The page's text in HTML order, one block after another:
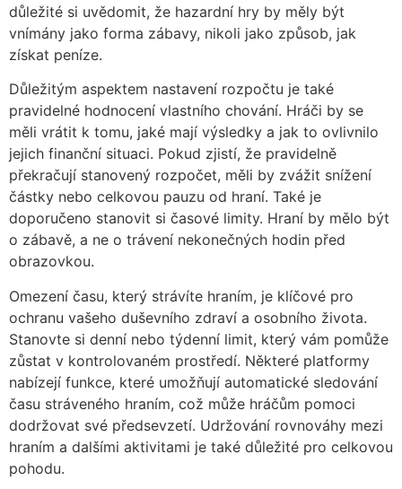
důležité si uvědomit, že hazardní hry by měly být
vnímány jako forma zábavy, nikoli jako způsob, jak
získat peníze.
Důležitým aspektem nastavení rozpočtu je také
pravidelné hodnocení vlastního chování. Hráči by se
měli vrátit k tomu, jaké mají výsledky a jak to ovlivnilo
jejich finanční situaci. Pokud zjistí, že pravidelně
překračují stanovený rozpočet, měli by zvážit snížení
částky nebo celkovou pauzu od hraní. Také je
doporučeno stanovit si časové limity. Hraní by mělo být
o zábavě, a ne o trávení nekonečných hodin před
obrazovkou.
Omezení času, který strávíte hraním, je klíčové pro
ochranu vašeho duševního zdraví a osobního života.
Stanovte si denní nebo týdenní limit, který vám pomůže
zůstat v kontrolovaném prostředí. Některé platformy
nabízejí funkce, které umožňují automatické sledování
času stráveného hraním, což může hráčům pomoci
dodržovat své předsevzetí. Udržování rovnováhy mezi
hraním a dalšími aktivitami je také důležité pro celkovou
pohodu.